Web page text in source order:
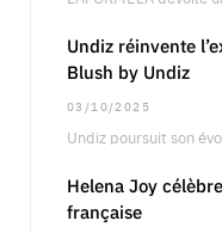
Undiz réinvente
Blush by Undiz
03/10/2025
Helena Joy
française